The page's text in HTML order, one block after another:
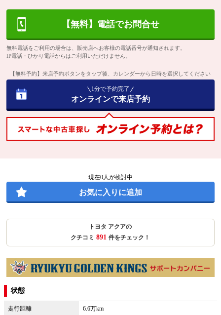
【無料】電話でお問合せ
無料電話をご利用の場合は、販売店へお客様の電話番号が通知されます。
IP電話・ひかり電話からはご利用いただけません。
【無料予約】来店予約ボタンをタップ後、カレンダーから日時を選択してください
1分で予約完了
オンラインで来店予約
現在0人が検討中
お気に入りに追加
トヨタ アクアの
クチコミ 891 件をチェック！
状態
走行距離 6.6万km